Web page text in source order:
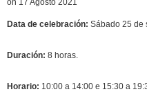
on 17 Agosto 2021
Data de celebración: Sábado 25 de
Duración: 8 horas.
Horario: 10:00 a 14:00 e 15:30 a